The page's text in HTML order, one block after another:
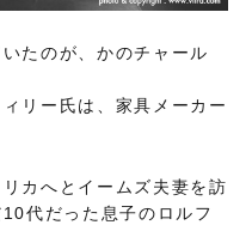
たのが、かのチャール
リー氏は、家具メーカー
カへとイームズ夫妻を訪
代だった息子のロルフ